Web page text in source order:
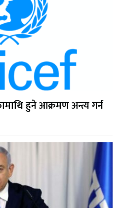
हुने आक्रमण अन्त्य गर्न